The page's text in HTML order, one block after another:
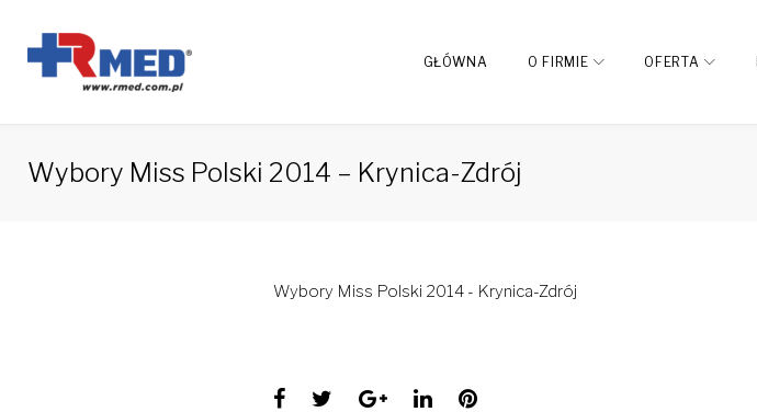
GŁÓWNA O FIRMIE OFERTA
Wybory Miss Polski 2014 – Krynica-Zdrój
Wybory Miss Polski 2014 - Krynica-Zdrój
Facebook
TwitterGoogle+
LinkedInPinterest